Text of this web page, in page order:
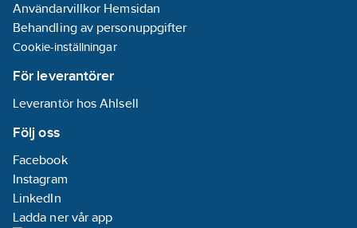
Användarvillkor Hemsidan
Behandling av personuppgifter
Cookie-inställningar
För leverantörer
Leverantör hos Ahlsell
Följ oss
Facebook
Instagram
LinkedIn
Ladda ner vår app